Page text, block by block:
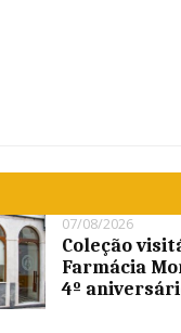
07/08/2026
Coleção
Farmácia
4º